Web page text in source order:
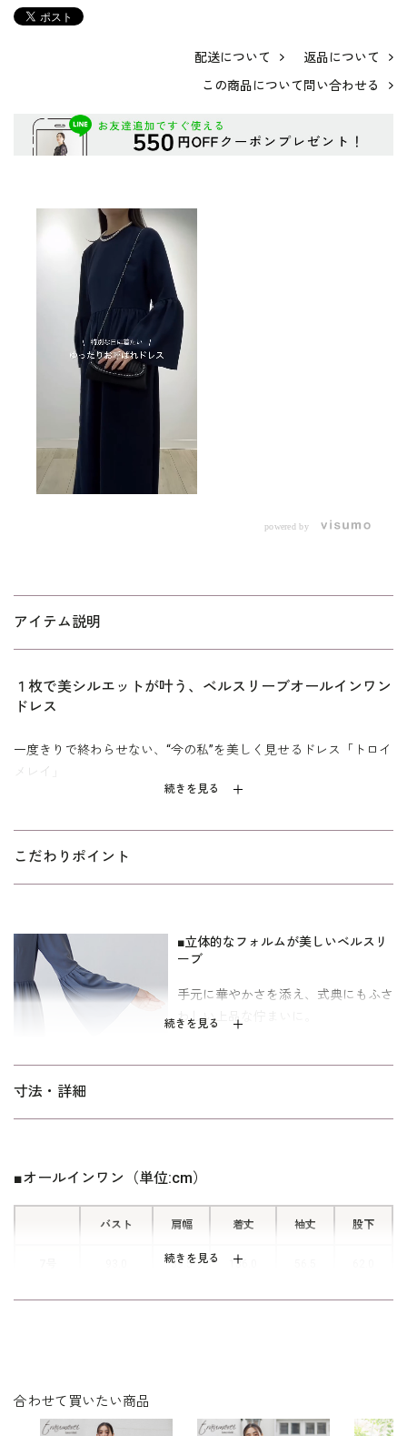
配送について
返品について
この商品について問い合わせる
powered by
アイテム説明
続きを見る
１枚で美シルエットが叶う、ベルスリーブオールインワン
ドレス
一度きりで終わらせない、“今の私”を美しく見せるドレス「トロイ
メレイ」
ールインワンドレス。高めのウエスト切り替えでスタイルアップ
を叶えつつ、ギャザーをあしらうことでお腹まわりをさりげなく
対応できる、日常に寄り添う万能アイテム。合わせるアクセサリ
ー次第で、オン・オフどちらのシーンにもマッチします。
万能なブラック、上品で落ち着いた印象のネイビー、トレンドの
ニュアンスカラーを楽しめるブルーの3色展開です。寸法はキャリ
こだわりポイント
続きを見る
■立体的なフォルムが美しいベルスリ
ーブ
手元に華やかさを添え、式典にもふさ
わしい上品な佇まいに。
ソフトなハリとほどよいふくらみが特
■両脇ポケット
寸法・詳細
続きを見る
■オールインワン（単位:cm）
バスト 肩幅 着丈 袖丈 股下
39.5 136.0
9号 96.0 40.0 136.5 57.0 62.0
15号 109.0 42.0 139.5 58.0 62.5
合わせて買いたい商品